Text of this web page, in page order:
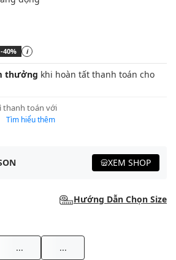
-40% i
thưởng khi hoàn tất thanh toán cho
thanh toán với
Tìm hiểu thêm
XEM SHOP
Hướng Dẫn Chọn Size
... ...